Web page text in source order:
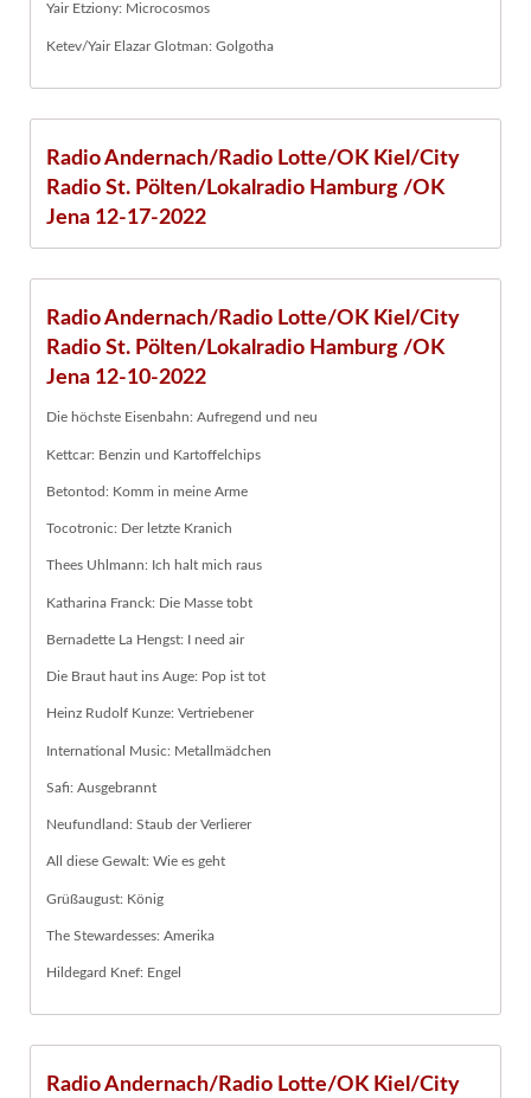
Yair Etziony: Microcosmos
Ketev/Yair Elazar Glotman: Golgotha
Radio Andernach/Radio Lotte/OK Kiel/City
Radio St. Pölten/Lokalradio Hamburg /OK
Jena 12-17-2022
Radio Andernach/Radio Lotte/OK Kiel/City
Radio St. Pölten/Lokalradio Hamburg /OK
Jena 12-10-2022
Die höchste Eisenbahn: Aufregend und neu
Kettcar: Benzin und Kartoffelchips
Betontod: Komm in meine Arme
Tocotronic: Der letzte Kranich
Thees Uhlmann: Ich halt mich raus
Katharina Franck: Die Masse tobt
Bernadette La Hengst: I need air
Die Braut haut ins Auge: Pop ist tot
Heinz Rudolf Kunze: Vertriebener
International Music: Metallmädchen
Safi: Ausgebrannt
Neufundland: Staub der Verlierer
All diese Gewalt: Wie es geht
Grüßaugust: König
The Stewardesses: Amerika
Hildegard Knef: Engel
Radio Andernach/Radio Lotte/OK Kiel/City